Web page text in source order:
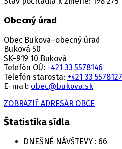
Obecný úrad
Obec Buková–obecný úrad
Buková 50
SK-919 10 Buková
Telefón OÚ: +421 33 5578146
Telefón starosta: +421 33 5578127
E-mail: obec@bukova.sk
ZOBRAZIŤ ADRESÁR OBCE
Štatistika sídla
DNEŠNÉ NÁVŠTEVY : 66